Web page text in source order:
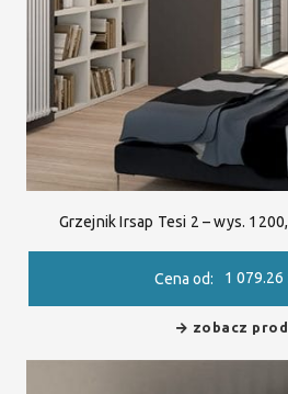
Grzejnik Irsap Tesi 2 – wys.
Cena od: 1 079.26
zobacz